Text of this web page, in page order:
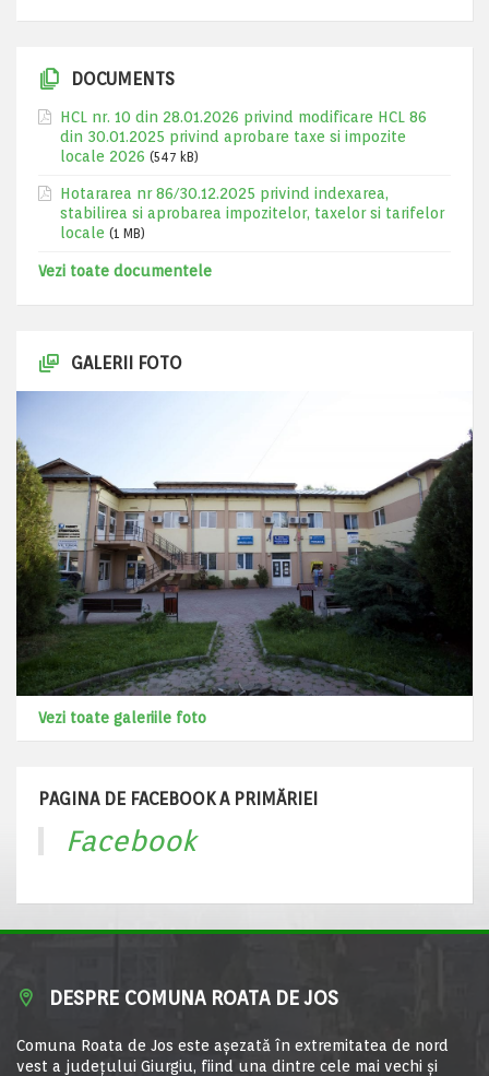
DOCUMENTS
HCL nr. 10 din 28.01.2026 privind modificare HCL 86
din 30.01.2025 privind aprobare taxe si impozite
locale 2026 (547 kB)
Hotararea nr 86/30.12.2025 privind indexarea,
stabilirea si aprobarea impozitelor, taxelor si tarifelor
locale (1 MB)
Vezi toate documentele
GALERII FOTO
Vezi toate galeriile foto
PAGINA DE FACEBOOK A PRIMĂRIEI
Facebook
DESPRE COMUNA ROATA DE JOS
Comuna Roata de Jos este aşezată în extremitatea de nord
vest a judeţului Giurgiu, fiind una dintre cele mai vechi şi